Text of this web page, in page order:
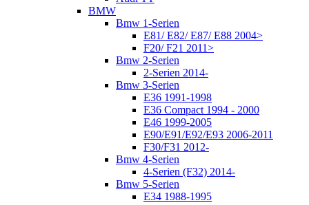
BMW
Bmw 1-Serien
E81/ E82/ E87/ E88 2004>
F20/ F21 2011>
Bmw 2-Serien
2-Serien 2014-
Bmw 3-Serien
E36 1991-1998
E36 Compact 1994 - 2000
E46 1999-2005
E90/E91/E92/E93 2006-2011
F30/F31 2012-
Bmw 4-Serien
4-Serien (F32) 2014-
Bmw 5-Serien
E34 1988-1995